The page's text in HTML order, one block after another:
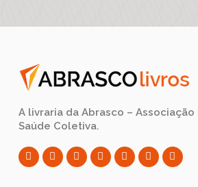
A livraria da Abrasco –
Saúde Coletiva.